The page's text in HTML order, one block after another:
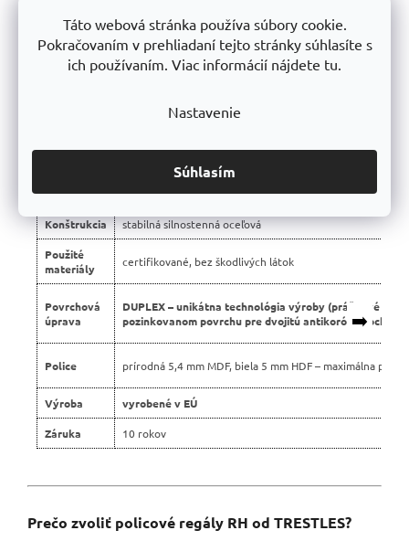
Táto webová stránka používa súbory cookie.
Pokračovaním v prehliadaní tejto stránky súhlasíte s
ich používaním. Viac informácií nájdete tu.
Nastavenie
Súhlasím
výroba s dlhou životnosťou.
✅10 rokov záruka– dôkaz kvality a dlhodobej odolnosti.
➡️
regály Trestles RH 🏆
Montáž bezskrutková – jednoduchá
Konštrukcia stabilná silnostenná oceľová
Použité
materiály
certifikované, bez škodlivých látok
Povrchová
úprava
DUPLEX – unikátna technológia výroby (práškové
pozinkovanom povrchu pre dvojitú antikoróznu
Police prírodná 5,4 mm MDF, biela 5 mm HDF – maximálna
Výroba vyrobené v EÚ
Záruka 10 rokov
Prečo zvoliť policové regály RH od TRESTLES?